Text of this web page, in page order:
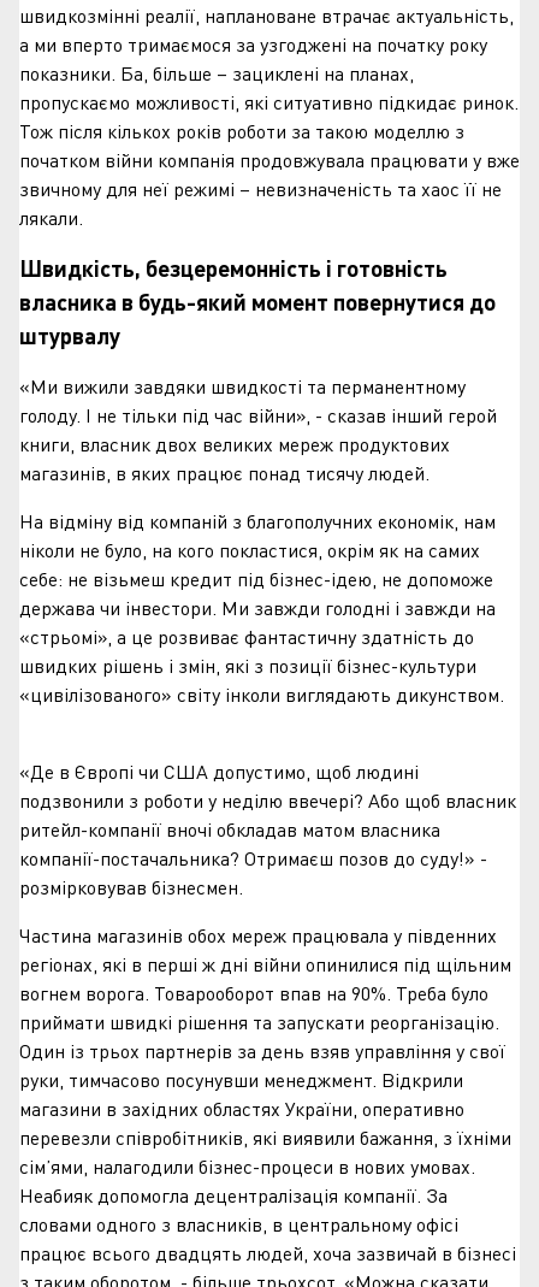
швидкозмінні реалії, наплановане втрачає актуальність,
а ми вперто тримаємося за узгоджені на початку року
показники. Ба, більше – зациклені на планах,
пропускаємо можливості, які ситуативно підкидає ринок.
Тож після кількох років роботи за такою моделлю з
початком війни компанія продовжувала працювати у вже
звичному для неї режимі – невизначеність та хаос її не
лякали.
Швидкість, безцеремонність і готовність
власника в будь-який момент повернутися до
штурвалу
«Ми вижили завдяки швидкості та перманентному
голоду. І не тільки під час війни», - сказав інший герой
книги, власник двох великих мереж продуктових
магазинів, в яких працює понад тисячу людей.
На відміну від компаній з благополучних економік, нам
ніколи не було, на кого покластися, окрім як на самих
себе: не візьмеш кредит під бізнес-ідею, не допоможе
держава чи інвестори. Ми завжди голодні і завжди на
«стрьомі», а це розвиває фантастичну здатність до
швидких рішень і змін, які з позиції бізнес-культури
«цивілізованого» світу інколи виглядають дикунством.
«Де в Європі чи США допустимо, щоб людині
подзвонили з роботи у неділю ввечері? Або щоб власник
ритейл-компанії вночі обкладав матом власника
компанії-постачальника? Отримаєш позов до суду!» -
розмірковував бізнесмен.
Частина магазинів обох мереж працювала у південних
регіонах, які в перші ж дні війни опинилися під щільним
вогнем ворога. Товарооборот впав на 90%. Треба було
приймати швидкі рішення та запускати реорганізацію.
Один із трьох партнерів за день взяв управління у свої
руки, тимчасово посунувши менеджмент. Відкрили
магазини в західних областях України, оперативно
перевезли співробітників, які виявили бажання, з їхніми
сім’ями, налагодили бізнес-процеси в нових умовах.
Неабияк допомогла децентралізація компанії. За
словами одного з власників, в центральному офісі
працює всього двадцять людей, хоча зазвичай в бізнесі
з таким оборотом, - більше трьохсот. «Можна сказати,